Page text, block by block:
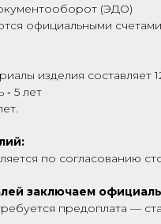
(ЭДО)
официальными
изделия составляет
‑ 5 лет
по согласованию
заключаем
предоплата —